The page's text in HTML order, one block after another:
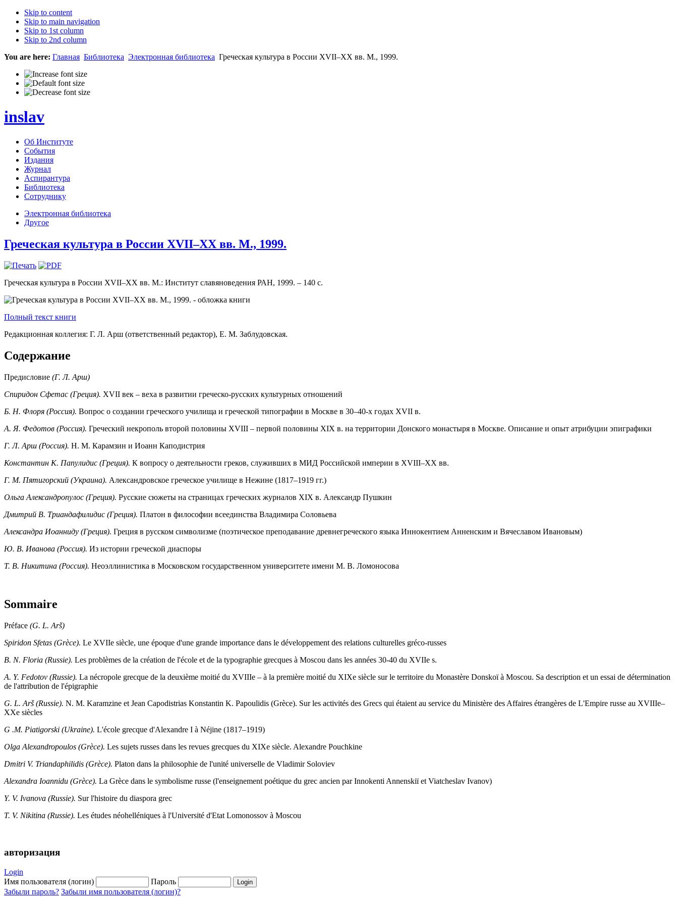
Skip to content
Skip to main navigation
Skip to 1st column
Skip to 2nd column
You are here: Главная Библиотека Электронная библиотека Греческая культура в России XVII–XX вв. М., 1999.
inslav
Об Институте
События
Издания
Журнал
Аспирантура
Библиотека
Сотруднику
Электронная библиотека
Другое
Греческая культура в России XVII–XX вв. М., 1999.
Греческая культура в России XVII–XX вв. М.: Институт славяноведения РАН, 1999. – 140 с.
Полный текст книги
Редакционная коллегия: Г. Л. Арш (ответственный редактор), Е. М. Заблудовская.
Содержание
Предисловие (Г. Л. Арш)
Спиридон Сфетас (Греция). XVII век – веха в развитии греческо-русских культурных отношений
Б. Н. Флоря (Россия). Вопрос о создании греческого училища и греческой типографии в Москве в 30–40-х годах XVII в.
А. Я. Федотов (Россия). Греческий некрополь второй половины XVIII – первой половины XIX в. на территории Донского монастыря в Москве. Описание и опыт атрибуции эпиграфики
Г. Л. Арш (Россия). Н. М. Карамзин и Иоанн Каподистрия
Константин К. Папулидис (Греция). К вопросу о деятельности греков, служивших в МИД Российской империи в XVIII–XX вв.
Г. М. Пятигорский (Украина). Александровское греческое училище в Нежине (1817–1919 гг.)
Ольга Александропулос (Греция). Русские сюжеты на страницах греческих журналов XIX в. Александр Пушкин
Дмитрий В. Триандафилидис (Греция). Платон в философии всеединства Владимира Соловьева
Александра Иоанниду (Греция). Греция в русском символизме (поэтическое преподавание древнегреческого языка Иннокентием Анненским и Вячеславом Ивановым)
Ю. В. Иванова (Россия). Из истории греческой диаспоры
Т. В. Никитина (Россия). Неоэллинистика в Московском государственном университете имени М. В. Ломоносова
Sommaire
Préface (G. L. Arš)
Spiridon Sfetas (Grèce). Le XVIIe siècle, une époque d'une grande importance dans le développement des relations culturelles gréco-russes
B. N. Floria (Russie). Les problèmes de la création de l'école et de la typographie grecques à Moscou dans les années 30-40 du XVIIe s.
A. Y. Fedotov (Russie). La nécropole grecque de la deuxième moitié du XVIIIe – à la première moitié du XIXe siècle sur le territoire du Monastère Donskoï à Moscou. Sa description et un essai de détermination
de l'attribution de l'épigraphie
G. L. Arš (Russie). N. M. Karamzine et Jean Capodistrias Konstantin K. Papoulidis (Grèce). Sur les activités des Grecs qui étaient au service du Ministère des Affaires étrangères de L'Empire russe au XVIIIe–
XXe siècles
G .M. Piatigorski (Ukraine). L'école grecque d'Alexandre I à Néjine (1817–1919)
Olga Alexandropoulos (Grèce). Les sujets russes dans les revues grecques du XIXe siècle. Alexandre Pouchkine
Dmitri V. Triandaphilidis (Grèce). Platon dans la philosophie de l'unité universelle de Vladimir Soloviev
Alexandra Ioannidu (Grèce). La Grèce dans le symbolisme russe (l'enseignement poétique du grec ancien par Innokenti Annenskiï et Viatcheslav Ivanov)
Y. V. Ivanova (Russie). Sur l'histoire du diaspora grec
T. V. Nikitina (Russie). Les études néohelléniques à l'Université d'Etat Lomonossov à Moscou
авторизация
Login
Имя пользователя (логин)
Пароль
Забыли пароль? Забыли имя пользователя (логин)?